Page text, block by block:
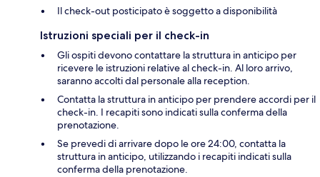
Il check-out posticipato è soggetto a disponibilità
Istruzioni speciali per il check-in
Gli ospiti devono contattare la struttura in anticipo per
ricevere le istruzioni relative al check-in. Al loro arrivo,
saranno accolti dal personale alla reception.
Contatta la struttura in anticipo per prendere accordi per il
check-in. I recapiti sono indicati sulla conferma della
prenotazione.
Se prevedi di arrivare dopo le ore 24:00, contatta la
struttura in anticipo, utilizzando i recapiti indicati sulla
conferma della prenotazione.